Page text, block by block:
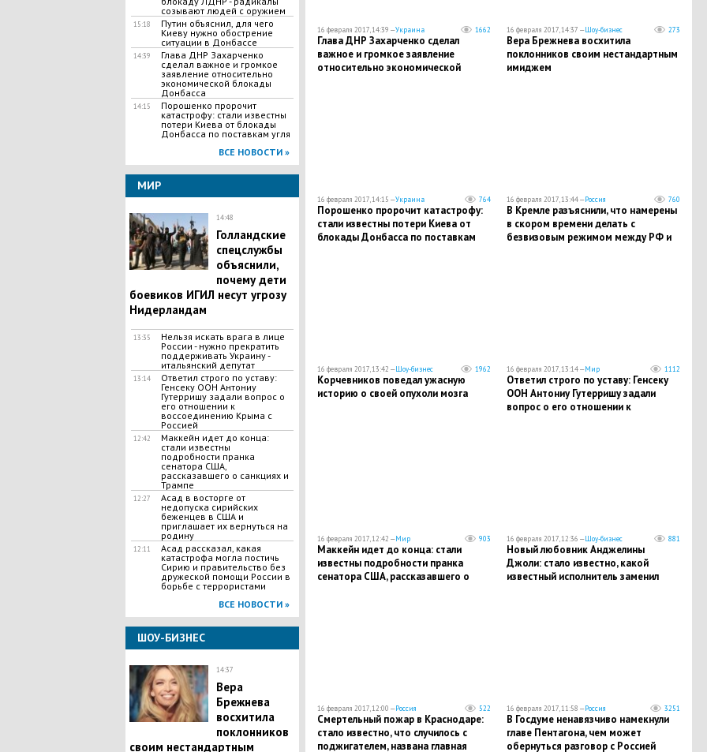
созывают людей с оружием
15:18
Путин объяснил, для чего
Киеву нужно обострение
ситуации в Донбассе
14:39
Глава ДНР Захарченко
сделал важное и громкое
заявление относительно
экономической блокады
Донбасса
14:15
Порошенко пророчит
катастрофу: стали известны
потери Киева от блокады
Донбасса по поставкам угля
ВСЕ НОВОСТИ »
МИР
14:48
Голландские
спецслужбы
объяснили,
почему дети
боевиков ИГИЛ несут угрозу
Нидерландам
13:35
Нельзя искать врага в лице
России - нужно прекратить
поддерживать Украину -
итальянский депутат
13:14
Ответил строго по уставу:
Генсеку ООН Антониу
Гутерришу задали вопрос о
его отношении к
воссоединению Крыма с
Россией
12:42
Маккейн идет до конца:
стали известны
подробности пранка
сенатора США,
рассказавшего о санкциях и
Трампе
12:27
Асад в восторге от
недопуска сирийских
беженцев в США и
приглашает их вернуться на
родину
12:11
Асад рассказал, какая
катастрофа могла постичь
Сирию и правительство без
дружеской помощи России в
борьбе с террористами
ВСЕ НОВОСТИ »
ШОУ-БИЗНЕС
14:37
Вера
Брежнева
восхитила
поклонников
своим нестандартным
16 февраля 2017, 14:39 —Украина 1662
Глава ДНР Захарченко сделал
важное и громкое заявление
относительно экономической
16 февраля 2017, 14:37 —Шоу-бизнес 273
Вера Брежнева восхитила
поклонников своим нестандартным
имиджем
16 февраля 2017, 14:15 —Украина 764
Порошенко пророчит катастрофу:
стали известны потери Киева от
блокады Донбасса по поставкам
16 февраля 2017, 13:44 —Россия 760
В Кремле разъяснили, что намерены
в скором времени делать с
безвизовым режимом между РФ и
16 февраля 2017, 13:42 —Шоу-бизнес 1962
Корчевников поведал ужасную
историю о своей опухоли мозга
16 февраля 2017, 13:14 —Мир 1112
Ответил строго по уставу: Генсеку
ООН Антониу Гутерришу задали
вопрос о его отношении к
16 февраля 2017, 12:42 —Мир 903
Маккейн идет до конца: стали
известны подробности пранка
сенатора США, рассказавшего о
16 февраля 2017, 12:36 —Шоу-бизнес 881
Новый любовник Анджелины
Джоли: стало известно, какой
известный исполнитель заменил
16 февраля 2017, 12:00 —Россия 522
Смертельный пожар в Краснодаре:
стало известно, что случилось с
поджигателем, названа главная
16 февраля 2017, 11:58 —Россия 3251
В Госдуме ненавязчиво намекнули
главе Пентагона, чем может
обернуться разговор с Россией